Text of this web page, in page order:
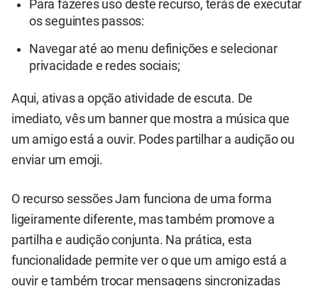
Para fazeres uso deste recurso, terás de executar
os seguintes passos:
Navegar até ao menu definições e selecionar
privacidade e redes sociais;
Aqui, ativas a opção atividade de escuta. De
imediato, vês um banner que mostra a música que
um amigo está a ouvir. Podes partilhar a audição ou
enviar um emoji.
O recurso sessões Jam funciona de uma forma
ligeiramente diferente, mas também promove a
partilha e audição conjunta. Na prática, esta
funcionalidade permite ver o que um amigo está a
ouvir e também trocar mensagens sincronizadas